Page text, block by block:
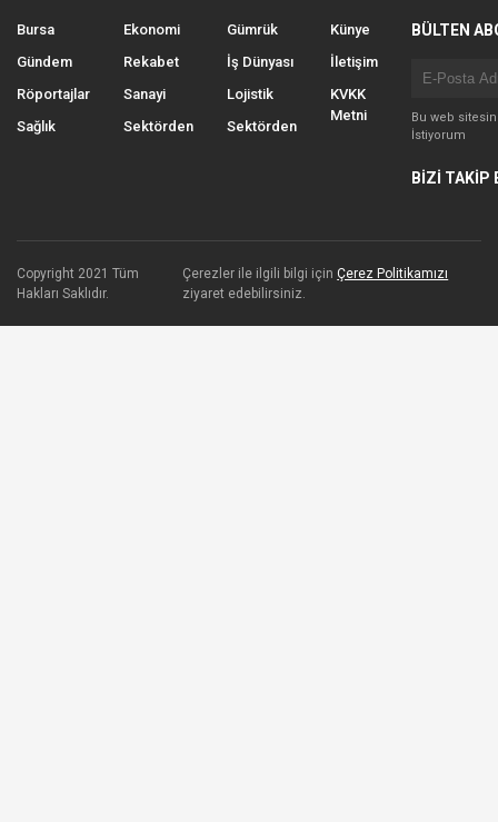
Bursa
Gündem
Röportajlar
Sağlık
Ekonomi
Rekabet
Sanayi
Sektörden
Gümrük
İş Dünyası
Lojistik
Sektörden
Künye
İletişim
KVKK
Metni
BÜLTEN
Bu web
İstiyorum
BİZİ TAKİP
Copyright 2021 Tüm
Hakları Saklıdır.
Çerezler ile ilgili bilgi içinÇerez Politikamızı
ziyaret edebilirsiniz.